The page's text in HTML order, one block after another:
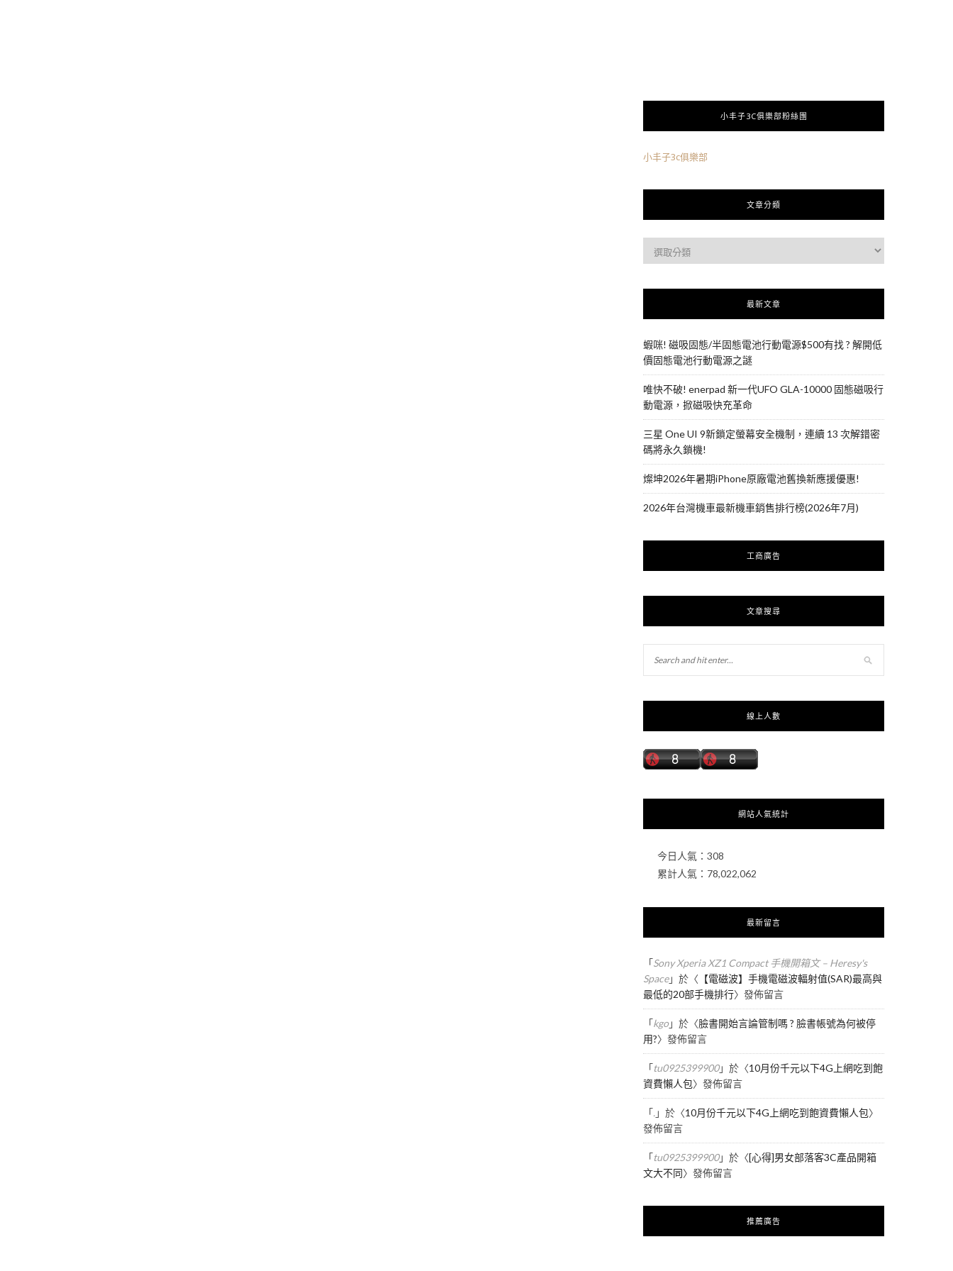
小丰子3C俱樂部粉絲團
小丰子3c俱樂部
文章分類
最新文章
蝦咪! 磁吸固態/半固態電池行動電源$500有找 ? 解開低
價固態電池行動電源之謎
唯快不破! enerpad 新一代UFO GLA-10000 固態磁吸行
動電源，掀磁吸快充革命
三星 One UI 9新鎖定螢幕安全機制，連續 13 次解錯密
碼將永久鎖機!
燦坤2026年暑期iPhone原廠電池舊換新應援優惠!
2026年台灣機車最新機車銷售排行榜(2026年7月)
工商廣告
文章搜尋
線上人數
網站人氣統計
今日人氣： 308
累計人氣： 78,022,062
最新留言
「Sony Xperia XZ1 Compact 手機開箱文 – Heresy's
Space」於〈 【電磁波】手機電磁波輻射值(SAR)最高與
最低的20部手機排行〉發佈留言
「kgo」於〈臉書開始言論管制嗎 ? 臉書帳號為何被停
用?〉發佈留言
「tu0925399900」於〈10月份千元以下4G上網吃到飽
資費懶人包〉發佈留言
「.」於〈10月份千元以下4G上網吃到飽資費懶人包〉
發佈留言
「tu0925399900」於〈[心得]男女部落客3C產品開箱
文大不同〉發佈留言
推薦廣告